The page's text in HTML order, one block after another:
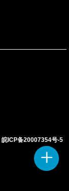
皖ICP备20007354号-5